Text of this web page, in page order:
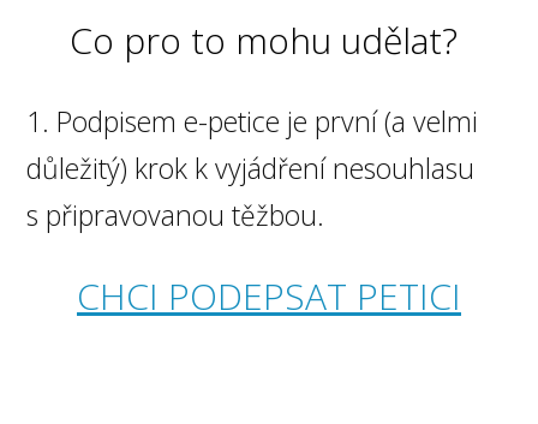
Co pro to mohu udělat?
1. Podpisem e-petice je první (a velmi
důležitý) krok k vyjádření nesouhlasu
s připravovanou těžbou.
CHCI PODEPSAT PETICI